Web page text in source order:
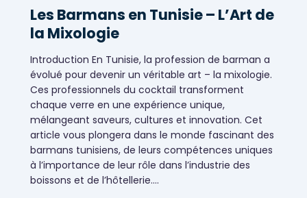
Évènementiels
Les Barmans en Tunisie – L’Art de
la Mixologie
Introduction En Tunisie, la profession de barman a
évolué pour devenir un véritable art – la mixologie.
Ces professionnels du cocktail transforment
chaque verre en une expérience unique,
mélangeant saveurs, cultures et innovation. Cet
article vous plongera dans le monde fascinant des
barmans tunisiens, de leurs compétences uniques
à l’importance de leur rôle dans l’industrie des
boissons et de l’hôtellerie.…